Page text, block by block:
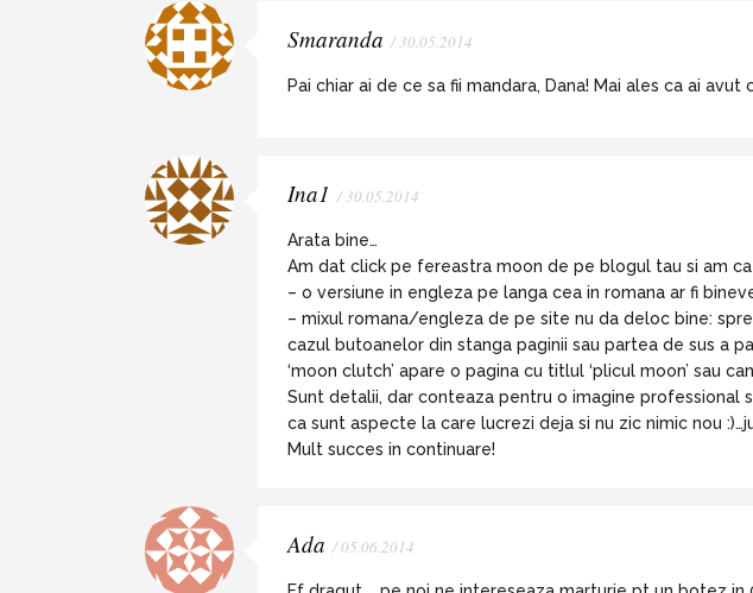
Smaranda / 30.05.2014
Pai chiar ai de ce sa fii mandara, Dana! Mai ales ca ai
Ina1 / 30.05.2014
Arata bine…
Am dat click pe fereastra moon de pe blogul tau si am
– o versiune in engleza pe langa cea in romana ar fi
– mixul romana/engleza de pe site nu da deloc bine: spre
cazul butoanelor din stanga paginii sau partea de sus a
‘moon clutch’ apare o pagina cu titlul ‘plicul moon’ sau
Sunt detalii, dar conteaza pentru o imagine professional
ca sunt aspecte la care lucrezi deja si nu zic nimic nou
Mult succes in continuare!
Ada / 05.06.2014